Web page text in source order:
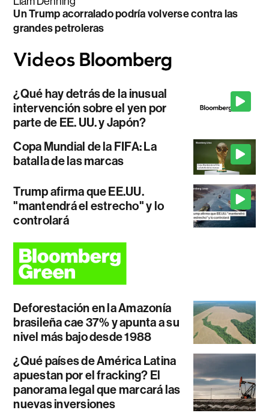
Un Trump acorralado podría volverse contra las
grandes petroleras
¿Qué hay detrás de la inusual
intervención sobre el yen por
parte de EE. UU. y Japón?
Copa Mundial de la FIFA: La
batalla de las marcas
Trump afirma que EE.UU.
"mantendrá el estrecho" y lo
controlará
Deforestación en la Amazonía
brasileña cae 37% y apunta a su
nivel más bajo desde 1988
¿Qué países de América Latina
apuestan por el fracking? El
panorama legal que marcará las
nuevas inversiones